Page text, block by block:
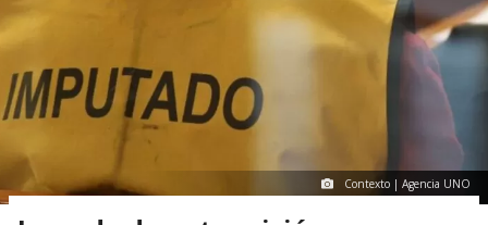
Contexto | Agencia UNO